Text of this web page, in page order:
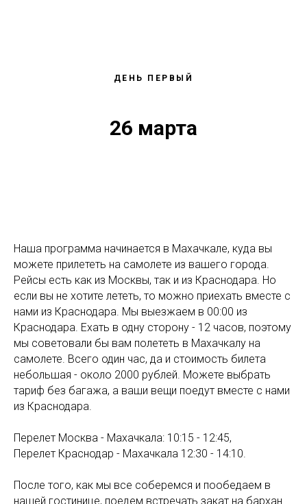
ДЕНЬ ПЕРВЫЙ
26 марта
Наша программа начинается в Махачкале, куда вы
можете прилететь на самолете из вашего города.
Рейсы есть как из Москвы, так и из Краснодара. Но
если вы не хотите лететь, то можно приехать вместе с
нами из Краснодара. Мы выезжаем в 00:00 из
Краснодара. Ехать в одну сторону - 12 часов, поэтому
мы советовали бы вам полететь в Махачкалу на
самолете. Всего один час, да и стоимость билета
небольшая - около 2000 рублей. Можете выбрать
тариф без багажа, а ваши вещи поедут вместе с нами
из Краснодара.
Перелет Москва - Махачкала: 10:15 - 12:45,
Перелет Краснодар - Махачкала 12:30 - 14:10.
После того, как мы все соберемся и пообедаем в
нашей гостинице, поедем встречать закат на бархан